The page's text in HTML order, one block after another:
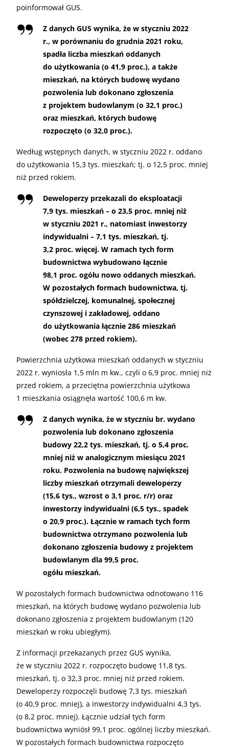
poinformował GUS.
Z danych GUS wynika, że w styczniu 2022
r., w porównaniu do grudnia 2021 roku,
spadła liczba mieszkań oddanych
do użytkowania (o 41,9 proc.), a także
mieszkań, na których budowę wydano
pozwolenia lub dokonano zgłoszenia
z projektem budowlanym (o 32,1 proc.)
oraz mieszkań, których budowę
rozpoczęto (o 32,0 proc.).
Według wstępnych danych, w styczniu 2022 r. oddano
do użytkowania 15,3 tys. mieszkań; tj. o 12,5 proc. mniej
niż przed rokiem.
Deweloperzy przekazali do eksploatacji
7,9 tys. mieszkań – o 23,5 proc. mniej niż
w styczniu 2021 r., natomiast inwestorzy
indywidualni – 7,1 tys. mieszkań, tj.
3,2 proc. więcej. W ramach tych form
budownictwa wybudowano łącznie
98,1 proc. ogółu nowo oddanych mieszkań.
W pozostałych formach budownictwa, tj.
spółdzielczej, komunalnej, społecznej
czynszowej i zakładowej, oddano
do użytkowania łącznie 286 mieszkań
(wobec 278 przed rokiem).
Powierzchnia użytkowa mieszkań oddanych w styczniu
2022 r. wyniosła 1,5 mln m kw., czyli o 6,9 proc. mniej niż
przed rokiem, a przeciętna powierzchnia użytkowa
1 mieszkania osiągnęła wartość 100,6 m kw.
Z danych wynika, że w styczniu br. wydano
pozwolenia lub dokonano zgłoszenia
budowy 22,2 tys. mieszkań, tj. o 5,4 proc.
mniej niż w analogicznym miesiącu 2021
roku. Pozwolenia na budowę największej
liczby mieszkań otrzymali deweloperzy
(15,6 tys., wzrost o 3,1 proc. r/r) oraz
inwestorzy indywidualni (6,5 tys., spadek
o 20,9 proc.). Łącznie w ramach tych form
budownictwa otrzymano pozwolenia lub
dokonano zgłoszenia budowy z projektem
budowlanym dla 99,5 proc.
ogółu mieszkań.
W pozostałych formach budownictwa odnotowano 116
mieszkań, na których budowę wydano pozwolenia lub
dokonano zgłoszenia z projektem budowlanym (120
mieszkań w roku ubiegłym).
Z informacji przekazanych przez GUS wynika,
że w styczniu 2022 r. rozpoczęto budowę 11,8 tys.
mieszkań, tj. o 32,3 proc. mniej niż przed rokiem.
Deweloperzy rozpoczęli budowę 7,3 tys. mieszkań
(o 40,9 proc. mniej), a inwestorzy indywidualni 4,3 tys.
(o 8,2 proc. mniej). Łącznie udział tych form
budownictwa wyniósł 99,1 proc. ogólnej liczby mieszkań.
W pozostałych formach budownictwa rozpoczęto